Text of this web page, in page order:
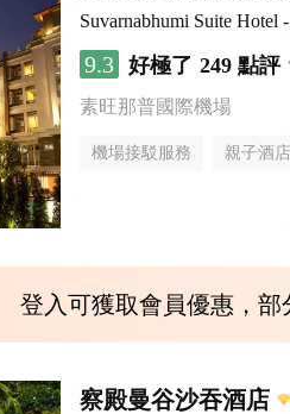
Suvarnabhumi Suite Hotel
9.3 好極了 249 點評
素旺那普國際機場
機場接駁服務 親子酒店
登入可獲取會員優惠，
察殿曼谷沙吞酒店